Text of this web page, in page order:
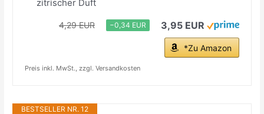
zitrischer Duft
4,29 EUR −0,34 EUR 3,95 EUR
*Zu Amazon
Preis inkl. MwSt., zzgl. Versandkosten
BESTSELLER NR. 12